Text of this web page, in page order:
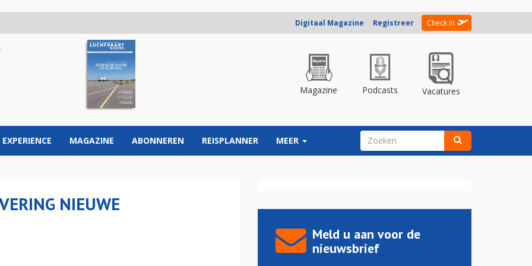
Digitaal Magazine Registreer Check in
Magazine Podcasts Vacatures
EXPERIENCE MAGAZINE ABONNEREN REISPLANNER MEER ZOEKVELD
NIEUWE
Meld u aan voor de
nieuwsbrief